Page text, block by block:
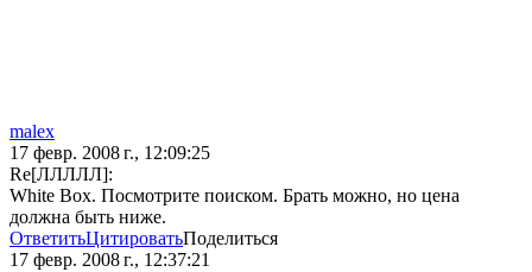
malex
17 февр. 2008 г., 12:09:25
Re[ЛЛЛЛЛ]:
White Box. Посмотрите поиском. Брать можно, но цена
должна быть ниже.
ОтветитьЦитироватьПоделиться
17 февр. 2008 г., 12:37:21